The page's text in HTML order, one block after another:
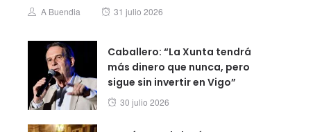
Author
A Buendia
Posted
31 julio 2026
Caballero: “La Xunta tendrá
más dinero que nunca, pero
sigue sin invertir en Vigo”
Posted
30 julio 2026